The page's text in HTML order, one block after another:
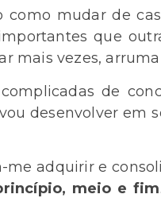
mudar de
que
mais vezes,
de
desenvolver em
adquirir e
meio e fim